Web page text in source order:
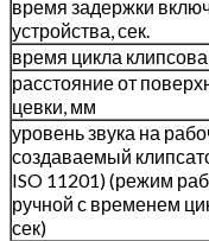
время задержки
устройства, сек.
время цикла
расстояние от
цевки, мм
уровень звука на
создаваемый
ISO 11201) (режим
ручной с временем
сек)